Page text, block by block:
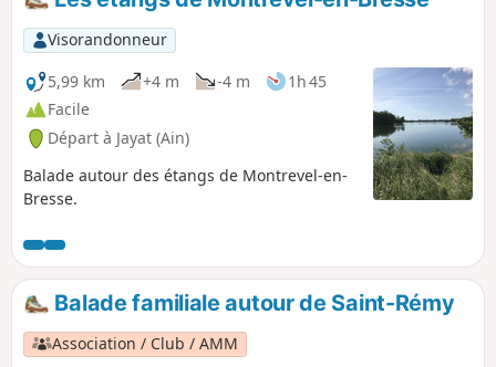
Visorandonneur
5,99 km
+4 m -4 m
1h 45
Facile
Départ à Jayat (Ain)
Balade autour des étangs de Montrevel-en-
Bresse.
Balade familiale autour de Saint-Rémy
Association / Club / AMM